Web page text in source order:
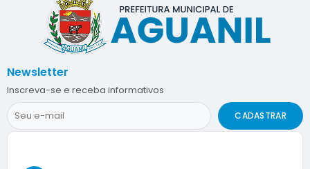
Newsletter
Inscreva-se e receba informativos
CADASTRAR